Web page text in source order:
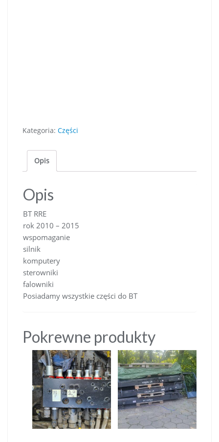
Kategoria: Części
Opis
Opis
BT RRE
rok 2010 – 2015
wspomaganie
silnik
komputery
sterowniki
falowniki
Posiadamy wszystkie części do BT
Pokrewne produkty